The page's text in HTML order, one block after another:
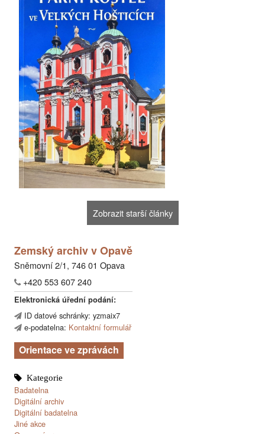
Zemský archiv v Opavě
Sněmovní 2/1, 746 01 Opava
+420 553 607 240
Elektronická úřední podání:
ID datové schránky: yzmaix7
e-podatelna: Kontaktní formulář
Orientace ve zprávách
Badatelna
Digitální archiv
Digitální badatelna
Jiné akce
Zobrazit starší články